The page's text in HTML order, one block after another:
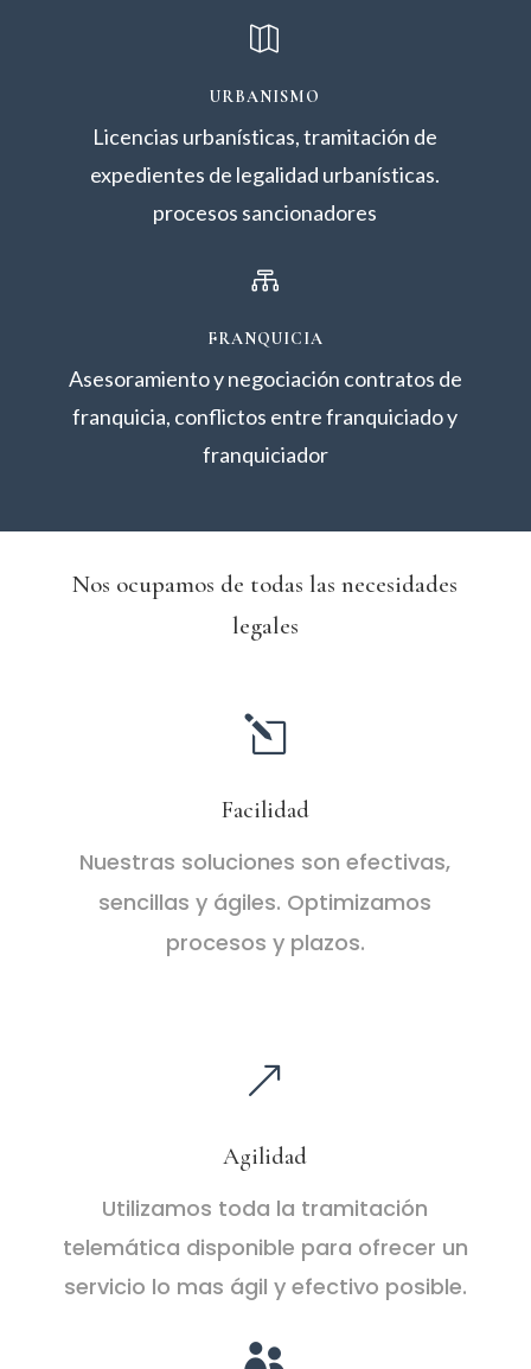

URBANISMO
Licencias urbanísticas, tramitación de
expedientes de legalidad urbanísticas.
procesos sancionadores

FRANQUICIA
Asesoramiento y negociación contratos de
franquicia, conflictos entre franquiciado y
franquiciador
Nos ocupamos de todas las necesidades
legales
l
Facilidad
Nuestras soluciones son efectivas,
sencillas y ágiles. Optimizamos
procesos y plazos.
&
Agilidad
Utilizamos toda la tramitación
telemática disponible para ofrecer un
servicio lo mas ágil y efectivo posible.